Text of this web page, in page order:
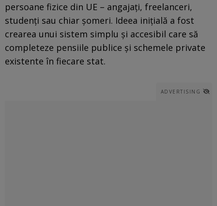
persoane fizice din UE – angajați, freelanceri,
studenți sau chiar șomeri. Ideea inițială a fost
crearea unui sistem simplu și accesibil care să
completeze pensiile publice și schemele private
existente în fiecare stat.
ADVERTISING